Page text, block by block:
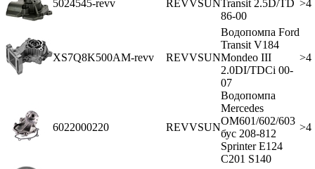
5024545-revv REVVSUNTransit 2.5D/TD
86-00
>4
XS7Q8K500AM-revv REVVSUN
Водопомпа Ford
Transit V184
Mondeo III
2.0DI/TDCi 00-
07
>4
6022000220 REVVSUN
Водопомпа
Mercedes
OM601/602/603
бус 208-812
Sprinter E124
C201 S140
>4